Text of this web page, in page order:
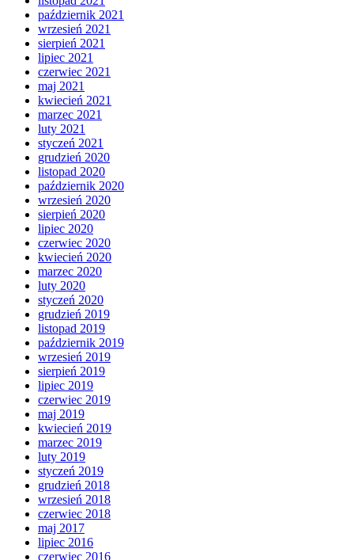
październik 2021
wrzesień 2021
sierpień 2021
lipiec 2021
czerwiec 2021
maj 2021
kwiecień 2021
marzec 2021
luty 2021
styczeń 2021
grudzień 2020
listopad 2020
październik 2020
wrzesień 2020
sierpień 2020
lipiec 2020
czerwiec 2020
kwiecień 2020
marzec 2020
luty 2020
styczeń 2020
grudzień 2019
listopad 2019
październik 2019
wrzesień 2019
sierpień 2019
lipiec 2019
czerwiec 2019
maj 2019
kwiecień 2019
marzec 2019
luty 2019
styczeń 2019
grudzień 2018
wrzesień 2018
czerwiec 2018
maj 2017
lipiec 2016
czerwiec 2016